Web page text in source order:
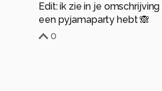
Edit: ik zie in je
een pyjamaparty hebt 🙈
0